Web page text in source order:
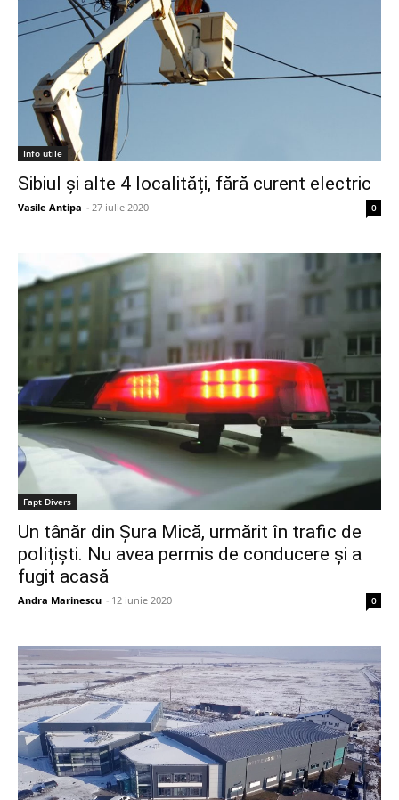
Info utile
Sibiul și alte 4 localități, fără curent electric
Vasile Antipa - 27 iulie 2020 0
Fapt Divers
Un tânăr din Șura Mică, urmărit în trafic de
polițiști. Nu avea permis de conducere și a
fugit acasă
Andra Marinescu - 12 iunie 2020 0